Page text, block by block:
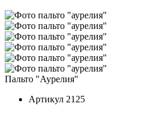
Пальто "Аурелия"
Артикул 2125